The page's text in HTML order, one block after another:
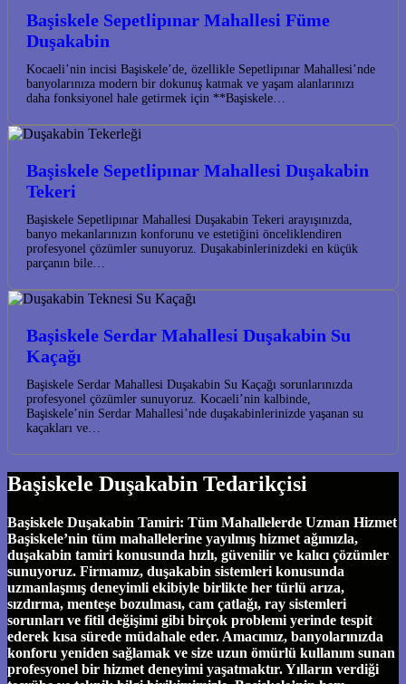
Başiskele Sepetlipınar Mahallesi Füme
Duşakabin
Kocaeli’nin incisi Başiskele’de, özellikle Sepetlipınar Mahallesi’nde
banyolarınıza modern bir dokunuş katmak ve yaşam alanlarınızı
daha fonksiyonel hale getirmek için **Başiskele…
Başiskele Sepetlipınar Mahallesi Duşakabin
Tekeri
Başiskele Sepetlipınar Mahallesi Duşakabin Tekeri arayışınızda,
banyo mekanlarınızın konforunu ve estetiğini önceliklendiren
profesyonel çözümler sunuyoruz. Duşakabinlerinizdeki en küçük
parçanın bile…
Başiskele Serdar Mahallesi Duşakabin Su
Kaçağı
Başiskele Serdar Mahallesi Duşakabin Su Kaçağı sorunlarınızda
profesyonel çözümler sunuyoruz. Kocaeli’nin kalbinde,
Başiskele’nin Serdar Mahallesi’nde duşakabinlerinizde yaşanan su
kaçakları ve…
Başiskele Duşakabin Tedarikçisi
Başiskele Duşakabin Tamiri: Tüm Mahallelerde Uzman Hizmet
Başiskele’nin tüm mahallelerine yayılmış hizmet ağımızla,
duşakabin tamiri konusunda hızlı, güvenilir ve kalıcı çözümler
sunuyoruz. Firmamız, duşakabin sistemleri konusunda
uzmanlaşmış deneyimli ekibiyle birlikte her türlü arıza,
sızdırma, menteşe bozulması, cam çatlağı, ray sistemleri
sorunları ve fitil değişimi gibi birçok problemi yerinde tespit
ederek kısa sürede müdahale eder. Amacımız, banyolarınızda
konforu yeniden sağlamak ve size uzun ömürlü kullanım sunan
profesyonel bir hizmet deneyimi yaşatmaktır. Yılların verdiği